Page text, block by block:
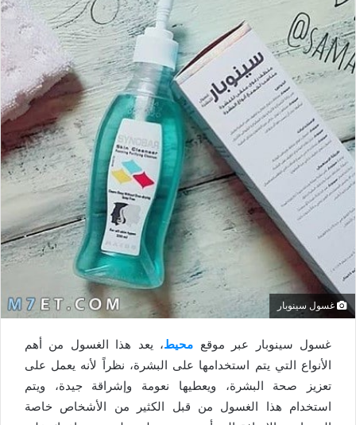
غسول سينوبار
غسول سينوبار عبر موقع محيط، يعد هذا الغسول من أهم
الأنواع التي يتم استخدامها على البشرة، نظراً لأنه يعمل على
تعزيز صحة البشرة، ويعطيها نعومة وإشراقة جيدة، ويتم
استخدام هذا الغسول من قبل الكثير من الأشخاص خاصة